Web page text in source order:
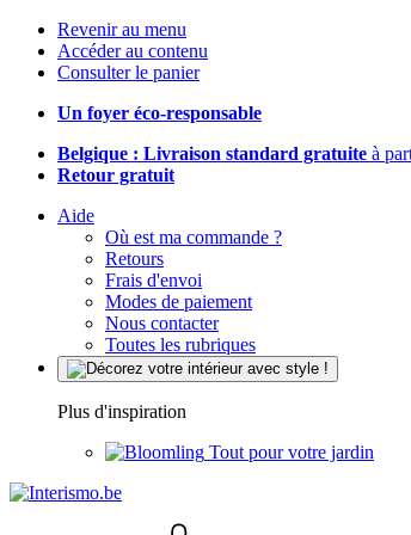
Revenir au menu
Accéder au contenu
Consulter le panier
Un foyer éco-responsable
Belgique : Livraison standard gratuite à
Retour gratuit
Aide
Où est ma commande ?
Retours
Frais d'envoi
Modes de paiement
Nous contacter
Toutes les rubriques
Plus d'inspiration
Tout pour votre jardin